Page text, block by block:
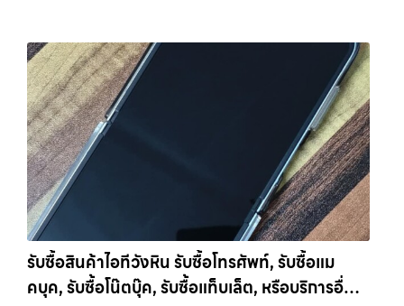
คิดว่าเรียบร้อย เพราะถ้าพลาดขึ้นมา จะไม่สามารถย้อนกลับไปแก้ไขได้อีก 2.
ออกจาก iCloud และ Apple ID ให้สมบูรณ์ ขั้นตอนนี้ถือว่าสำคัญที่สุดใน
การขาย iPhone หากยังมี Apple ID อยู่ในเครื่อง จะทำให้เกิดสิ่งที่เรียกว่า
Activation Lock ซึ่งทำให้ไม่สามารถใช้งานเครื่องต่อได้ ในมุมของร้านรับ
ซื้อ เครื่องที่ติด iCloud มีความเสี่ยงสูง เพราะไม่สามารถนำไปขายต่อได้
ทันที บางร้านอาจไม่รับซื้อเลย หรือถ้ารับก็จะกดราคาลงอย่างมาก การออก
จาก iCloud ทำได้ไม่ยาก เพียงเข้าไปที่การตั้งค่า กดชื่อบัญชีของตัวเอง
แล้วเลือกออกจากระบบ จากนั้นใส่รหัสผ่านเพื่อยืนยัน หลังจากออกแล้ว
ควรตรวจสอบอีกครั้งว่าหน้า Settings ไม่มีชื่อบัญชีของคุณเหลืออยู่ เพื่อ
ให้มั่นใจว่าเครื่องพร้อมสำหรับผู้ใช้งานใหม่จริงๆ 3. รีเซ็ตเครื่องให้เหมือน
เครื่องใหม่ เมื่อสำรองข้อมูลและออกจาก iCloud เรียบร้อยแล้ว ขั้นตอนต่อ
ไปคือการรีเซ็ตเครื่องให้เป็นค่าเริ่มต้นจากโรงงาน การรีเซ็ตจะช่วยลบข้อมูล
ทั้งหมดออกจากเครื่อง ทำให้เครื่องอยู่ในสภาพเหมือนใหม่ ซึ่งเป็นสิ่งที่ผู้ซื้อ
หรือร้านต้องการมากที่สุด เพราะสามารถนำไปใช้งานต่อได้ทันที ขั้นตอนนี้ยัง
ราคาในตลาดมือสอง เรายังมีบริการที่รวดเร็ว และจ่ายเงินสดทันที ไม่มีค่า
ธรรมเนียมซ่อนเร้นค่ะ ทำไมต้องขายไอโฟนกับเรา?
รับซื้อทุกรุ่น ทุกสภาพ
- ไม่ว่าจะเป็นเครื่องใหม่ เครื่องใช้งาน หรือเครื่องที่มีตำหนิเล็กน้อย เรารับซื้อ
หมด
ราคายุติธรรม - ประเมินราคาตามสภาพเครื่องจริง ให้ราคาสูงถึง
70% ของราคาตลาดมือสอง
รวดเร็วทันใจ - ประเมินและจ่ายเงินทันที ไม่
ต้องรอนาน
ปลอดภัย 100% - มีหน้าร้านจริง บริการโปร่งใส ตรวจสอบ
ได้
รับซื้อถึงที่ - มีบริการรับซื้อถึงบ้านในกรุงเทพและปริมณฑลเช็กราคา
รับซื้อ iPhone แต่ละรุ่นมาดูกันว่าแต่ละรุ่นเรารับซื้อในราคาเท่าไหร่บ้าง
(ราคาอัพเดทล่าสุดเดือนพฤศจิกายน 2024)
iPhone 11 (ปี
2019)iPhone 11 เป็นรุ่นที่ได้รับความนิยมมากในตอนที่เปิดตัว มาพร้อม
กล้องคู่ ชิป A13 Bionic และหน้าจอ Liquid Retina ขนาด 6.1 นิ้ว แม้จะ
เป็นรุ่นที่ออกมาได้สักระยะแล้ว แต่ก็ยังใช้งานได้ดีและรองรับ iOS เวอร์ชัน
ล่าสุดราคารับซื้อ iPhone 11:iPhone 11 64GB รับซื้อได้ที่ 7,000 บาท
ราคาตลาดมือสอง: 10,000 บาทiPhone 11 128GB รับซื้อได้ที่ 8,400
รับซื้อสินค้าไอทีวังหิน รับซื้อโทรศัพท์, รับซื้อแม
คบุค, รับซื้อโน๊ตบุ๊ค, รับซื้อแท็บเล็ต, หรือบริการอื่นๆ